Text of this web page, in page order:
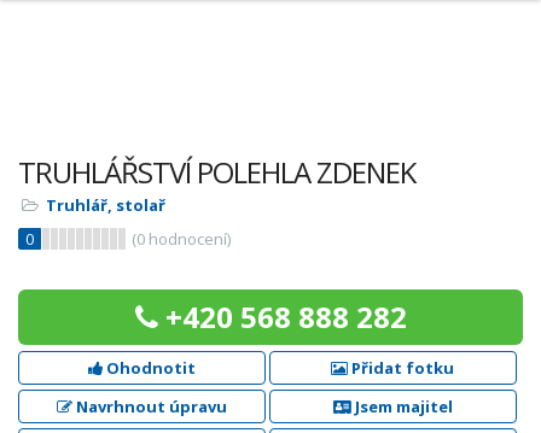
TRUHLÁŘSTVÍ POLEHLA ZDENEK
Truhlář, stolař
0
(0 hodnocení)
+420 568 888 282
Ohodnotit
Přidat fotku
Navrhnout úpravu
Jsem majitel